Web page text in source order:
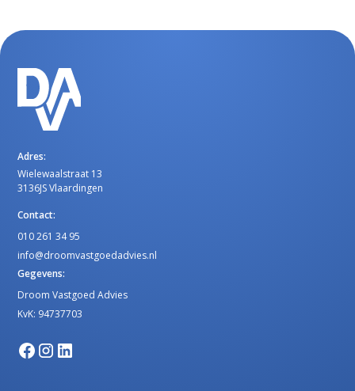
Adres:
Wielewaalstraat 13
3136JS Vlaardingen
Contact:
010 261 34 95
info@droomvastgoedadvies.nl
Gegevens:
Droom Vastgoed Advies
KvK: 94737703